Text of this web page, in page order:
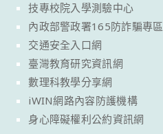
技專校院入學測驗中心
內政部警政署165防詐騙專區
交通安全入口網
臺灣教育研究資訊網
數理科教學分享網
iWIN網路內容防護機構
身心障礙權利公約資訊網